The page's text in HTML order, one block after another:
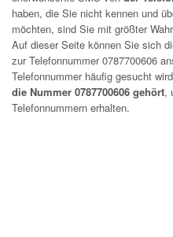
haben, die Sie nicht kennen und
möchten, sind Sie mit größter
Auf dieser Seite können Sie sich
zur Telefonnummer0787700606
Telefonnummer häufig gesucht
die Nummer 0787700606 gehört,
Telefonnummern erhalten.